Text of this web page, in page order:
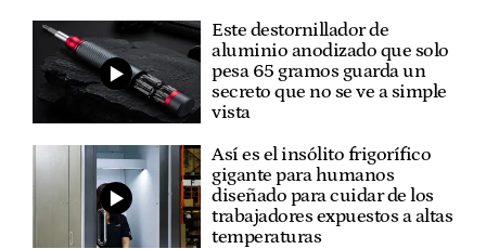
Este destornillador de
aluminio anodizado que solo
pesa 65 gramos guarda un
secreto que no se ve a simple
vista
Así es el insólito frigorífico
gigante para humanos
diseñado para cuidar de los
trabajadores expuestos a altas
temperaturas